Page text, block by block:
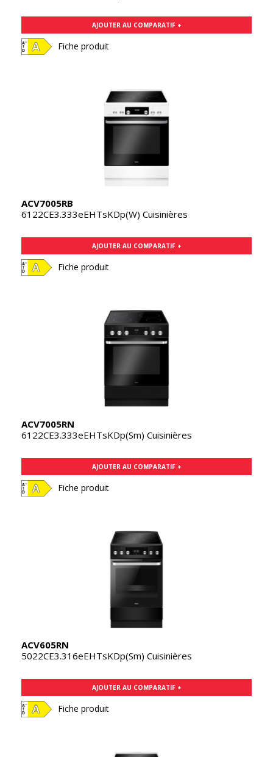
AJOUTER AU COMPARATIF +
Fiche produit
ACV7005RB
6122CE3.333eEHTsKDp(W) Cuisinières
AJOUTER AU COMPARATIF +
Fiche produit
ACV7005RN
6122CE3.333eEHTsKDp(Sm) Cuisinières
AJOUTER AU COMPARATIF +
Fiche produit
ACV605RN
5022CE3.316eEHTsKDp(Sm) Cuisinières
AJOUTER AU COMPARATIF +
Fiche produit